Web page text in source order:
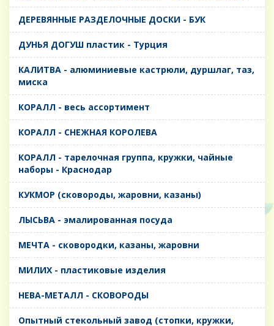
ДЕРЕВЯННЫЕ РАЗДЕЛОЧНЫЕ ДОСКИ - БУК
ДУНЬЯ ДОГУШ пластик - Турция
КАЛИТВА - алюминиевые кастрюли, дуршлаг, таз,
миска
КОРАЛЛ - весь ассортимент
КОРАЛЛ - СНЕЖНАЯ КОРОЛЕВА
КОРАЛЛ - тарелочная группа, кружки, чайные
наборы - Краснодар
КУКМОР (сковороды, жаровни, казаны)
ЛЫСЬВА - эмалированная посуда
МЕЧТА - сковородки, казаны, жаровни
МИЛИХ - пластиковые изделия
НЕВА-МЕТАЛЛ - СКОВОРОДЫ
Опытный стекольный завод (стопки, кружки,